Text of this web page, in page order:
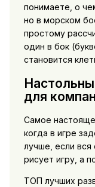
понимаете, о
но в морском
простому
один в бок
становится
для
Самое
когда в игре
лучше, если вся
рисует игру, а
ТОП лучших